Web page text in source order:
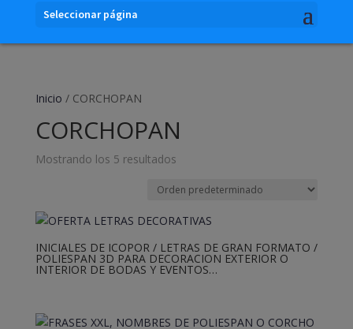
Seleccionar página
Inicio / CORCHOPAN
CORCHOPAN
Mostrando los 5 resultados
INICIALES DE ICOPOR / LETRAS DE GRAN FORMATO /
POLIESPAN 3D PARA DECORACION EXTERIOR O
INTERIOR DE BODAS Y EVENTOS…